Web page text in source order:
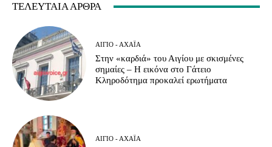
ΤΕΛΕΥΤΑΊΑ ΆΡΘΡΑ
ΑΊΓΙΟ - ΑΧΑΪ́Α
Στην «καρδιά» του Αιγίου με σκισμένες
σημαίες – Η εικόνα στο Γάτειο
Κληροδότημα προκαλεί ερωτήματα
ΑΊΓΙΟ - ΑΧΑΪ́Α